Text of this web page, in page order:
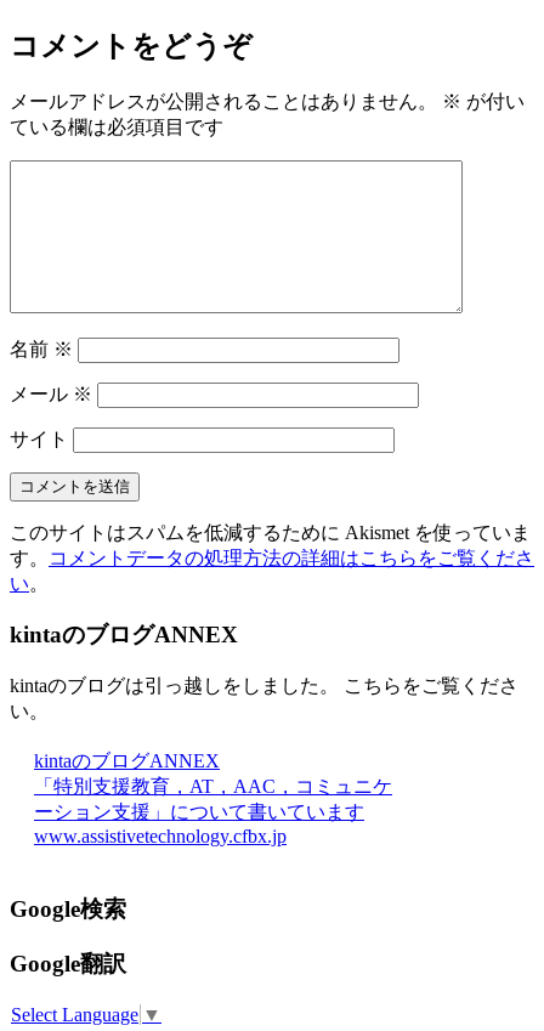
コメントをどうぞ
メールアドレスが公開されることはありません。 ※ が付い
ている欄は必須項目です
名前 ※
メール ※
サイト
このサイトはスパムを低減するために Akismet を使っていま
す。
コメントデータの処理方法の詳細はこちらをご覧くださ
い。
kintaのブログANNEX
kintaのブログは引っ越しをしました。 こちらをご覧くださ
い。
kintaのブログANNEX
「特別支援教育，AT，AAC，コミュニケ
ーション支援」について書いています
www.assistivetechnology.cfbx.jp
Google検索
Google翻訳
Select Language ▼